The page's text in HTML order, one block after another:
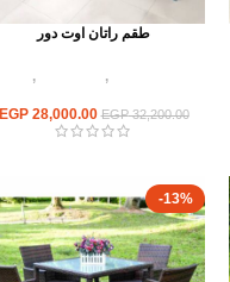
طقم راتان اوت دور
أثاث اوت دور, أطقم راتان,
EGP32,200.00
EGP28,000.00
-13%